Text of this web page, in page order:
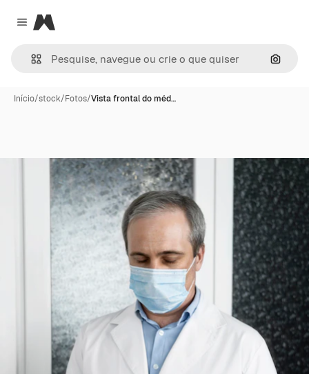
Close menu
Magnific
Início/stock/Fotos/Vista frontal do méd…